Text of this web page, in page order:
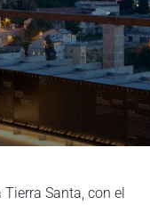
Santa, con el